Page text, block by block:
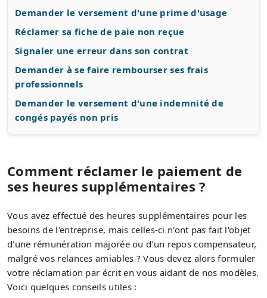
Demander le versement d'une prime d'usage
Réclamer sa fiche de paie non reçue
Signaler une erreur dans son contrat
Demander à se faire rembourser ses frais
professionnels
Demander le versement d'une indemnité de
congés payés non pris
Comment réclamer le paiement de
ses heures supplémentaires ?
Vous avez effectué des heures supplémentaires pour les
besoins de l'entreprise, mais celles-ci n'ont pas fait l'objet
d'une rémunération majorée ou d'un repos compensateur,
malgré vos relances amiables ? Vous devez alors formuler
votre réclamation par écrit en vous aidant de nos modèles.
Voici quelques conseils utiles :